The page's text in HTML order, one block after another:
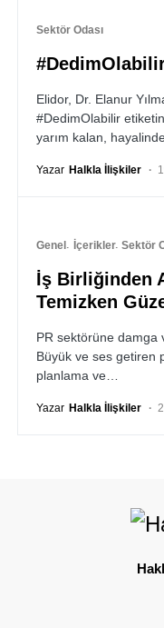
Sektör Odası
#DedimOlabilir
Elidor, Dr. Elanur
#DedimOlabilir
yarım kalan,
Yazar Halkla İlişkiler
Genel İçerikler Sektör
İş Birliğinden
Temizken
PR sektörüne damga
Büyük ve ses getiren
planlama ve…
Yazar Halkla İlişkiler